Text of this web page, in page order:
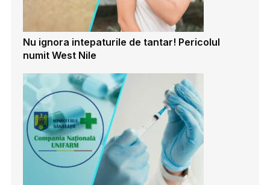
Nu ignora intepaturile de tantar! Pericolul
numit West Nile